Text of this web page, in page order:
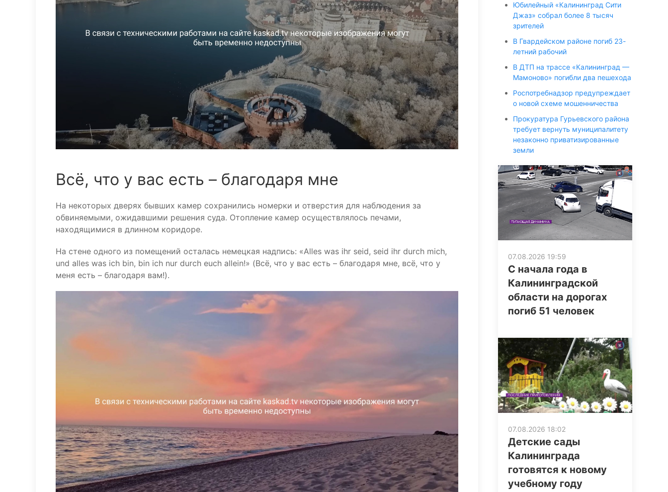
Всё, что у вас есть – благодаря мне
На некоторых дверях бывших камер сохранились номерки и отверстия для наблюдения за
обвиняемыми, ожидавшими решения суда. Отопление камер осуществлялось печами,
находящимися в длинном коридоре.
На стене одного из помещений осталась немецкая надпись: «Alles was ihr seid, seid ihr durch mich,
und alles was ich bin, bin ich nur durch euch allein!» (Всё, что у вас есть – благодаря мне, всё, что у
меня есть – благодаря вам!).
Юбилейный «Калининград Сити
Джаз» собрал более 8 тысяч
зрителей
В Гвардейском районе погиб 23-
летний рабочий
В ДТП на трассе «Калининград —
Мамоново» погибли два пешехода
Роспотребнадзор предупреждает
о новой схеме мошенничества
Прокуратура Гурьевского района
требует вернуть муниципалитету
незаконно приватизированные
земли
07.08.2026 19:59
С начала года в
Калининградской
области на дорогах
погиб 51 человек
07.08.2026 18:02
Детские сады
Калининграда
готовятся к новому
учебному году